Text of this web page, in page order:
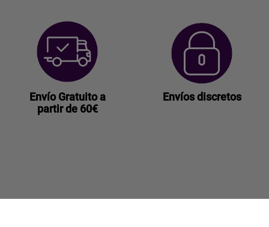
Envío Gratuito a
partir de 60€
Envíos discretos